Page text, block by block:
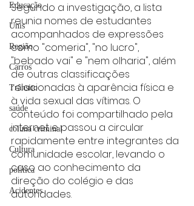
Educação
Unis
Região
Carros
Trânsito
saúde
coluna criminal
Cultura
politica
Acidentes
Segundo a investigação, a lista
reunia nomes de estudantes
acompanhados de expressões
como "comeria", "no lucro",
"bebado vai" e "nem olharia", além
de outras classificações
relacionadas à aparência física e
à vida sexual das vítimas. O
conteúdo foi compartilhado pela
internet e passou a circular
rapidamente entre integrantes da
comunidade escolar, levando o
caso ao conhecimento da
direção do colégio e das
autoridades.